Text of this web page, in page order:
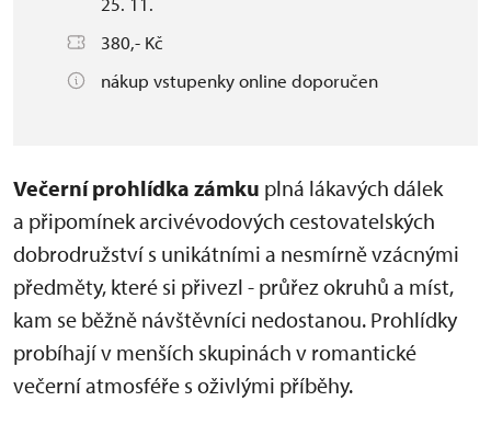
380,- Kč
nákup vstupenky online doporučen
Večerní prohlídka zámku plná lákavých dálek
a připomínek arcivévodových cestovatelských
dobrodružství s unikátními a nesmírně vzácnými
předměty, které si přivezl - průřez okruhů a míst,
kam se běžně návštěvníci nedostanou. Prohlídky
probíhají v menších skupinách v romantické
večerní atmosféře s oživlými příběhy.